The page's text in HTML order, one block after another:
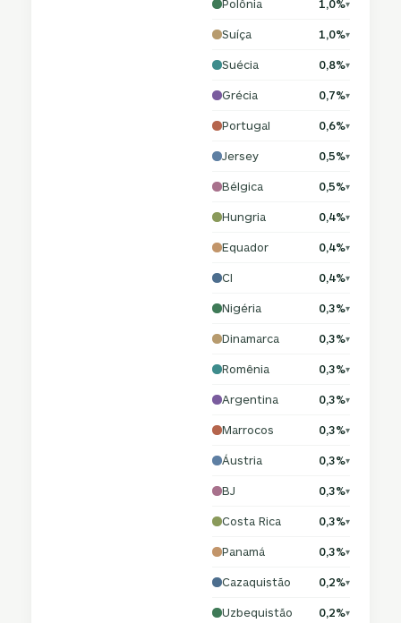
Polônia 1,0%▾
Suíça 1,0%▾
Suécia 0,8%▾
Grécia 0,7%▾
Portugal 0,6%▾
Jersey 0,5%▾
Bélgica 0,5%▾
Hungria 0,4%▾
Equador 0,4%▾
CI 0,4%▾
Nigéria 0,3%▾
Dinamarca 0,3%▾
Romênia 0,3%▾
Argentina 0,3%▾
Marrocos 0,3%▾
Áustria 0,3%▾
BJ 0,3%▾
Costa Rica 0,3%▾
Panamá 0,3%▾
Cazaquistão 0,2%▾
Uzbequistão 0,2%▾